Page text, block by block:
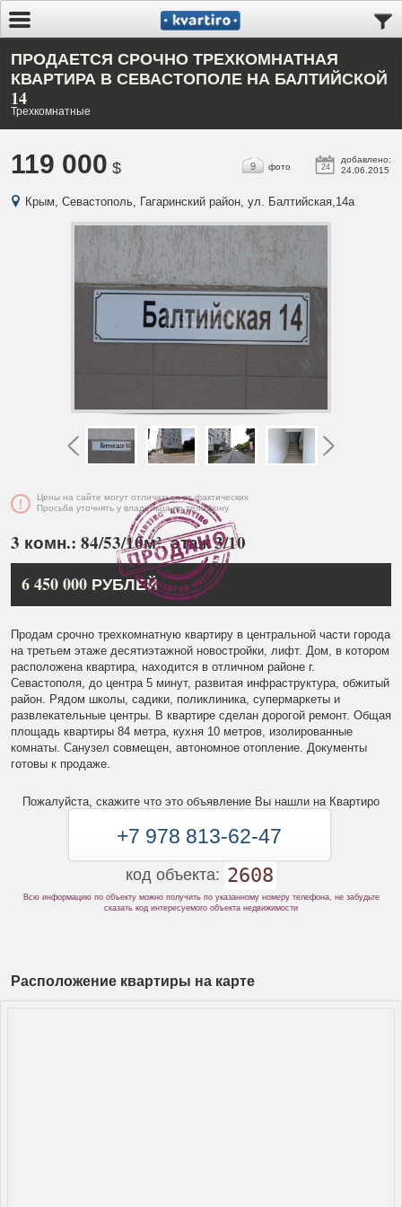
ПРОДАЕТСЯ СРОЧНО ТРЕХКОМНАТНАЯ
КВАРТИРА В СЕВАСТОПОЛЕ НА БАЛТИЙСКОЙ
14
Трехкомнатные
119 000 $ 24
добавлено:
24.06.2015
9 фото
Крым, Севастополь, Гагаринский район, ул. Балтийская,14а
Цены на сайте могут отличаться от фактических
Просьба уточнять у владельца по телефону
3 комн.: 84/53/10м², этаж 3/10
6 450 000 РУБЛЕЙ
Продам срочно трехкомнатную квартиру в центральной части города
на третьем этаже десятиэтажной новостройки, лифт. Дом, в котором
расположена квартира, находится в отличном районе г.
Севастополя, до центра 5 минут, развитая инфраструктура, обжитый
район. Рядом школы, садики, поликлиника, супермаркеты и
развлекательные центры. В квартире сделан дорогой ремонт. Общая
площадь квартиры 84 метра, кухня 10 метров, изолированные
комнаты. Санузел совмещен, автономное отопление. Документы
готовы к продаже.
Пожалуйста, скажите что это объявление Вы нашли на Квартиро
+7 978 813-62-47
код объекта: 2608
Всю информацию по объекту можно получить по указанному номеру телефона, не забудьте
сказать код интересуемого объекта недвижимости
Расположение квартиры на карте